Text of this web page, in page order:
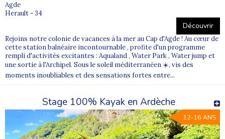
Agde
Herault - 34
Découvrir
Rejoins notre colonie de vacances à la mer au Cap d'Agde ! Au cœur de
cette station balnéaire incontournable , profite d'un programme
rempli d'activités excitantes : Aqualand , Water Park , Water jump et
une sortie à l'Archipel. Sous le soleil méditerranéen ☀️, vis des
moments inoubliables et des sensations fortes entre...
Stage 100% Kayak en Ardèche
12-16 ANS